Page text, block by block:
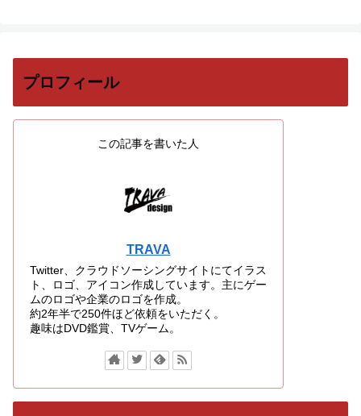
プロフィール
この記事を書いた人
TRAVA
Twitter、クラウドソーシングサイトにてイラス
ト、ロゴ、アイコン作成しています。主にゲー
ムのロゴや企業のロゴを作成。
約2年半で250件ほど依頼をいただく。
趣味はDVD鑑賞、TVゲーム。